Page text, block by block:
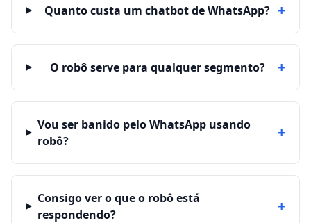
Quanto custa um chatbot de WhatsApp? +
O robô serve para qualquer segmento? +
Vou ser banido pelo WhatsApp usando
robô?
+
Consigo ver o que o robô está
respondendo?
+